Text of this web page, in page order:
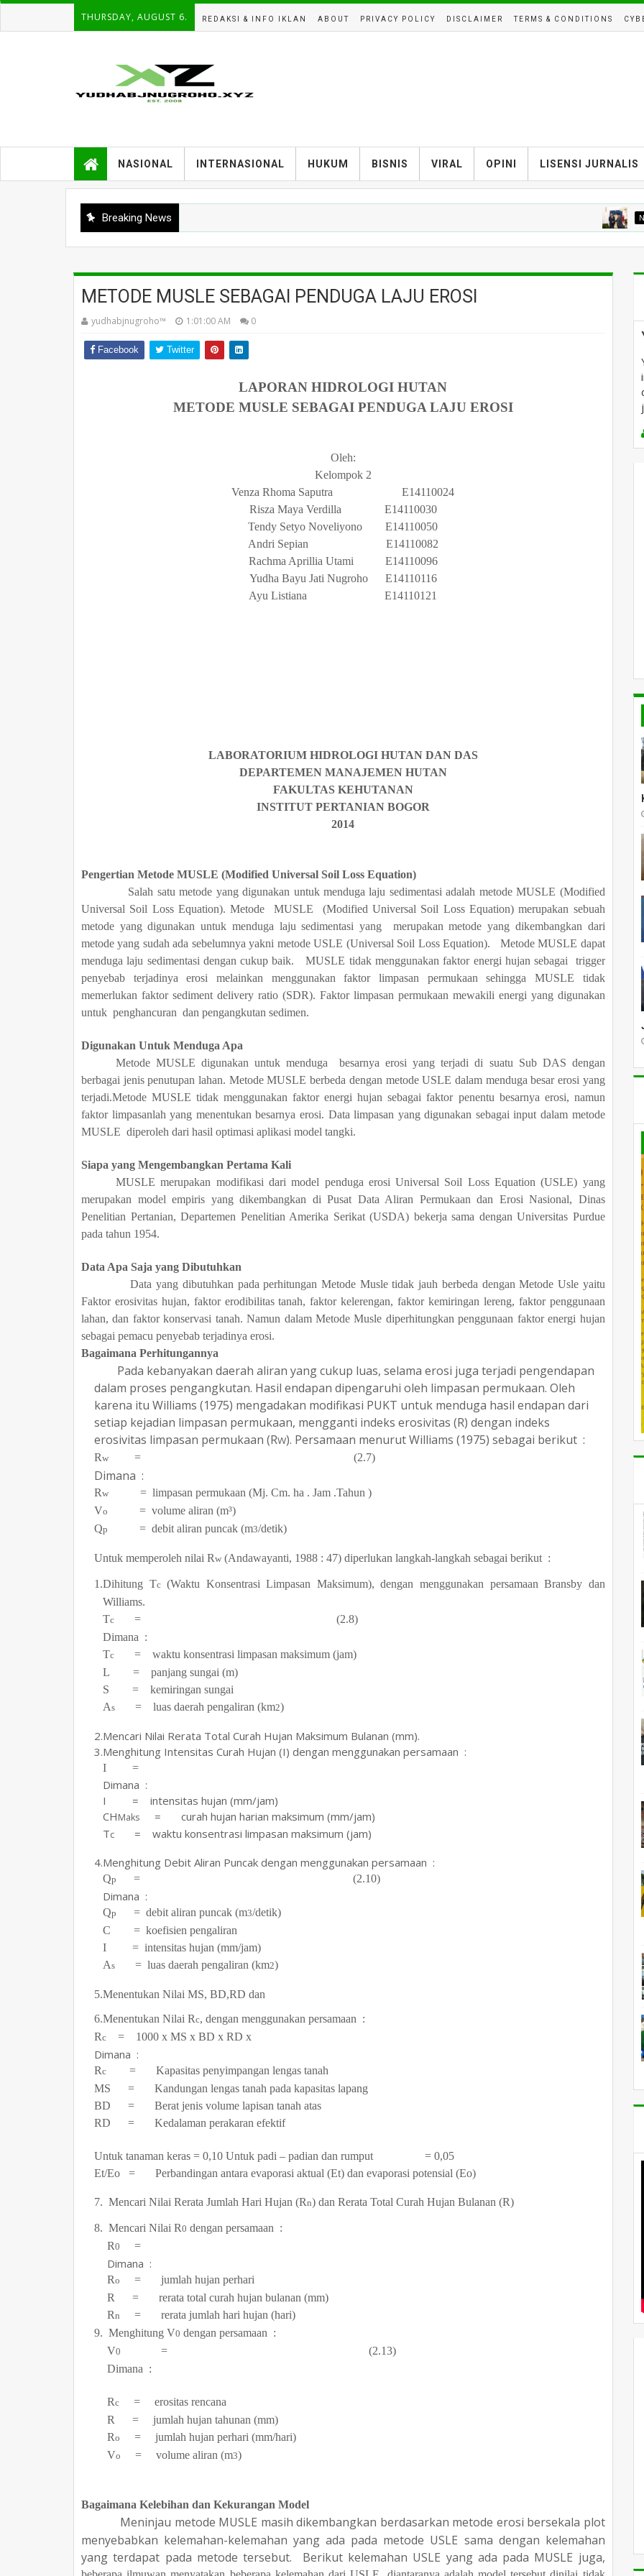
THURSDAY, AUGUST 6. REDAKSI & INFO IKLAN ABOUT PRIVACY POLICY DISCLAIMER TERMS & CONDITIONS
NASIONAL INTERNASIONAL HUKUM BISNIS VIRAL OPINI LISENSI JURNALIS
Breaking News NASIONAL
METODE MUSLE SEBAGAI PENDUGA LAJU EROSI
yudhabjnugroho™️ 1:01:00 AM 0
Facebook Twitter
LAPORAN HIDROLOGI HUTAN
METODE MUSLE SEBAGAI PENDUGA LAJU EROSI
Oleh:
Kelompok 2
Venza Rhoma Saputra E14110024
Risza Maya Verdilla E14110030
Tendy Setyo Noveliyono E14110050
Andri Sepian E14110082
Rachma Aprillia Utami E14110096
Yudha Bayu Jati Nugroho E14110116
Ayu Listiana E14110121
LABORATORIUM HIDROLOGI HUTAN DAN DAS
DEPARTEMEN MANAJEMEN HUTAN
FAKULTAS KEHUTANAN
INSTITUT PERTANIAN BOGOR
2014
Pengertian Metode MUSLE (Modified Universal Soil Loss Equation)
Salah satu metode yang digunakan untuk menduga laju sedimentasi adalah metode MUSLE (Modified
Universal Soil Loss Equation). Metode MUSLE (Modified Universal Soil Loss Equation) merupakan sebuah
metode yang digunakan untuk menduga laju sedimentasi yang merupakan metode yang dikembangkan dari
metode yang sudah ada sebelumnya yakni metode USLE (Universal Soil Loss Equation). Metode MUSLE dapat
menduga laju sedimentasi dengan cukup baik. MUSLE tidak menggunakan faktor energi hujan sebagai trigger
penyebab terjadinya erosi melainkan menggunakan faktor limpasan permukaan sehingga MUSLE tidak
memerlukan faktor sediment delivery ratio (SDR). Faktor limpasan permukaan mewakili energi yang digunakan
untuk penghancuran dan pengangkutan sedimen.
Digunakan Untuk Menduga Apa
Metode MUSLE digunakan untuk menduga besarnya erosi yang terjadi di suatu Sub DAS dengan
berbagai jenis penutupan lahan. Metode MUSLE berbeda dengan metode USLE dalam menduga besar erosi yang
terjadi.Metode MUSLE tidak menggunakan faktor energi hujan sebagai faktor penentu besarnya erosi, namun
faktor limpasanlah yang menentukan besarnya erosi. Data limpasan yang digunakan sebagai input dalam metode
MUSLE diperoleh dari hasil optimasi aplikasi model tangki.
Siapa yang Mengembangkan Pertama Kali
MUSLE merupakan modifikasi dari model penduga erosi Universal Soil Loss Equation (USLE) yang
merupakan model empiris yang dikembangkan di Pusat Data Aliran Permukaan dan Erosi Nasional, Dinas
Penelitian Pertanian, Departemen Penelitian Amerika Serikat (USDA) bekerja sama dengan Universitas Purdue
pada tahun 1954.
Data Apa Saja yang Dibutuhkan
Data yang dibutuhkan pada perhitungan Metode Musle tidak jauh berbeda dengan Metode Usle yaitu
Faktor erosivitas hujan, faktor erodibilitas tanah, faktor kelerengan, faktor kemiringan lereng, faktor penggunaan
lahan, dan faktor konservasi tanah. Namun dalam Metode Musle diperhitungkan penggunaan faktor energi hujan
sebagai pemacu penyebab terjadinya erosi.
Bagaimana Perhitungannya
Pada kebanyakan daerah aliran yang cukup luas, selama erosi juga terjadi pengendapan
dalam proses pengangkutan. Hasil endapan dipengaruhi oleh limpasan permukaan. Oleh
karena itu Williams (1975) mengadakan modifikasi PUKT untuk menduga hasil endapan dari
setiap kejadian limpasan permukaan, mengganti indeks erosivitas (R) dengan indeks
erosivitas limpasan permukaan (RW). Persamaan menurut Williams (1975) sebagai berikut :
Rw = (2.7)
Dimana :
Rw = limpasan permukaan (Mj. Cm. ha . Jam .Tahun )
Vo
= volume aliran (m³)
Qp = debit aliran puncak (m3/detik)
Untuk memperoleh nilai Rw (Andawayanti, 1988 : 47) diperlukan langkah-langkah sebagai berikut :
1.Dihitung Tc(Waktu Konsentrasi Limpasan Maksimum), dengan menggunakan persamaan Bransby dan
Williams.
Tc =
(2.8)
Dimana :
Tc = waktu konsentrasi limpasan maksimum (jam)
L = panjang sungai (m)
S = kemiringan sungai
As = luas daerah pengaliran (km2)
2.Mencari Nilai Rerata Total Curah Hujan Maksimum Bulanan (mm).
3.Menghitung Intensitas Curah Hujan (I) dengan menggunakan persamaan :
I =
Dimana :
I = intensitas hujan (mm/jam)
CHMaks = curah hujan harian maksimum (mm/jam)
Tc = waktu konsentrasi limpasan maksimum (jam)
4.Menghitung Debit Aliran Puncak dengan menggunakan persamaan :
Qp = (2.10)
Dimana :
Qp = debit aliran puncak (m3/detik)
C = koefisien pengaliran
I = intensitas hujan (mm/jam)
As = luas daerah pengaliran (km2)
5.Menentukan Nilai MS, BD,RD dan
6.Menentukan Nilai Rc, dengan menggunakan persamaan :
Rc = 1000 x MS x BD x RD x
Dimana :
Rc = Kapasitas penyimpangan lengas tanah
MS = Kandungan lengas tanah pada kapasitas lapang
BD = Berat jenis volume lapisan tanah atas
RD = Kedalaman perakaran efektif
Untuk tanaman keras = 0,10 Untuk padi – padian dan rumput = 0,05
Et/Eo = Perbandingan antara evaporasi aktual (Et) dan evaporasi potensial (Eo)
7. Mencari Nilai Rerata Jumlah Hari Hujan (Rn) dan Rerata Total Curah Hujan Bulanan (R)
8. Mencari Nilai R0 dengan persamaan :
R0 =
Dimana :
Ro
= jumlah hujan perhari
R = rerata total curah hujan bulanan (mm)
Rn
= rerata jumlah hari hujan (hari)
9. Menghitung V0 dengan persamaan :
V0 =
(2.13)
Dimana :
Rc = erositas rencana
R = jumlah hujan tahunan (mm)
Ro
= jumlah hujan perhari (mm/hari)
Vo = volume aliran (m3)
Bagaimana Kelebihan dan Kekurangan Model
Meninjau metode MUSLE masih dikembangkan berdasarkan metode erosi bersekala plot
menyebabkan kelemahan-kelemahan yang ada pada metode USLE sama dengan kelemahan
yang terdapat pada metode tersebut. Berikut kelemahan USLE yang ada pada MUSLE juga,